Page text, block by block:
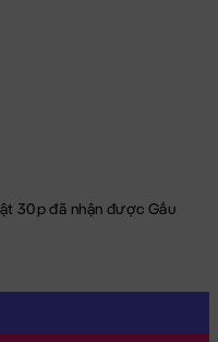
30p đã nhận được Gấu